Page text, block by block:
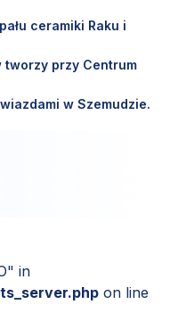
ceramiki Raku i
tworzy przy Centrum
w Szemudzie.
in
on line